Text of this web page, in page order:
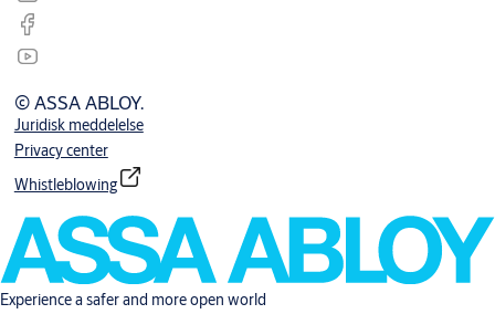
© ASSA ABLOY.
Juridisk meddelelse
Privacy center
Whistleblowing
Experience a safer and more open world